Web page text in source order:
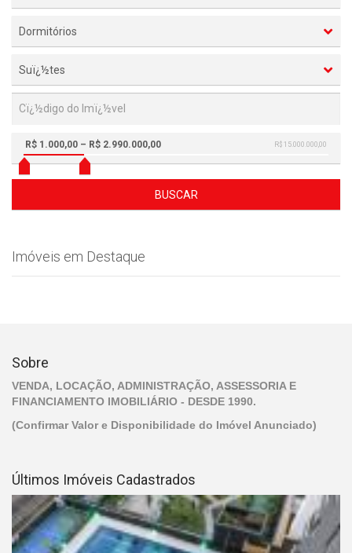
Dormitórios
Suï¿½tes
R$ 15.000.000,00
R$ 1.000,00 – R$ 2.990.000,00
BUSCAR
Imóveis em Destaque
Sobre
VENDA, LOCAÇÃO, ADMINISTRAÇÃO, ASSESSORIA E
FINANCIAMENTO IMOBILIÁRIO - DESDE 1990.
(Confirmar Valor e Disponibilidade do Imóvel Anunciado)
Últimos Imóveis Cadastrados